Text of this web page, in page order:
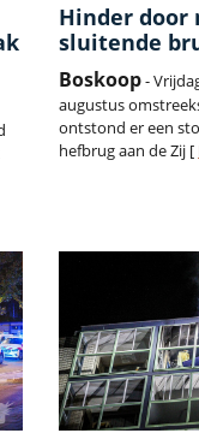
Hinder door
sluitende
Boskoop-
augustus
ontstond er een
hefbrug aan de Zij [